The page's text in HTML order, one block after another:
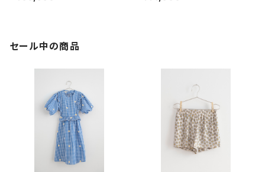
セール中の商品